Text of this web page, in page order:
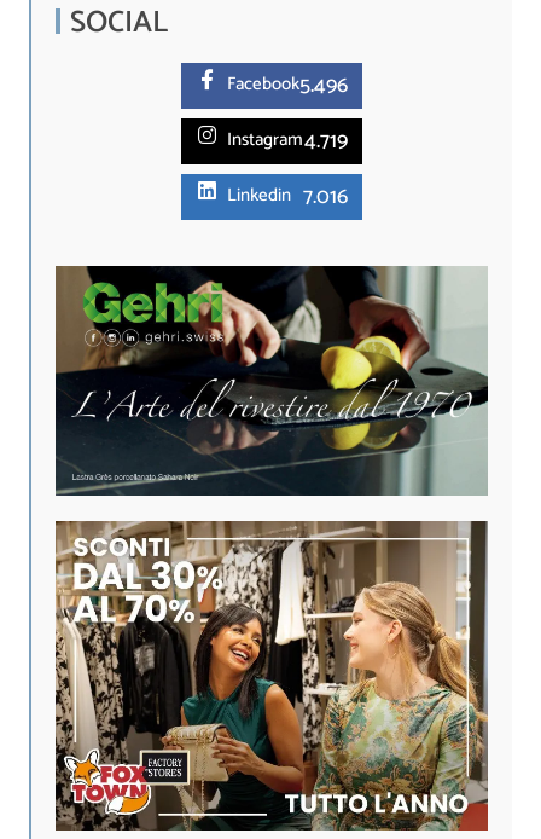
SOCIAL
Facebook5.496
Instagram4.719
Linkedin 7.016